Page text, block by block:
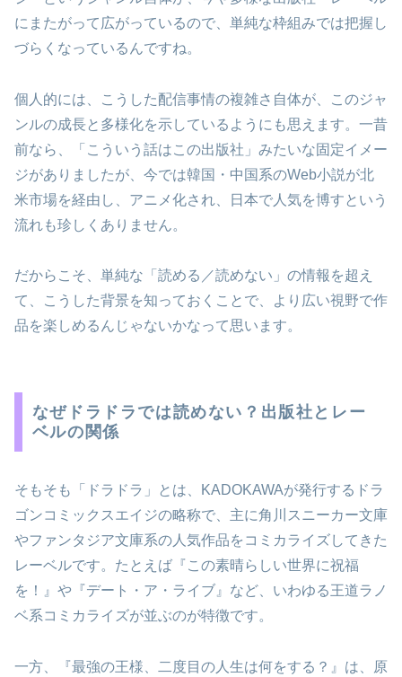
にまたがって広がっているので、単純な枠組みでは把握し
づらくなっているんですね。
個人的には、こうした配信事情の複雑さ自体が、このジャ
ンルの成長と多様化を示しているようにも思えます。一昔
前なら、「こういう話はこの出版社」みたいな固定イメー
ジがありましたが、今では韓国・中国系のWeb小説が北
米市場を経由し、アニメ化され、日本で人気を博すという
流れも珍しくありません。
だからこそ、単純な「読める／読めない」の情報を超え
て、こうした背景を知っておくことで、より広い視野で作
品を楽しめるんじゃないかなって思います。
なぜドラドラでは読めない？出版社とレー
ベルの関係
そもそも「ドラドラ」とは、KADOKAWAが発行するドラ
ゴンコミックスエイジの略称で、主に角川スニーカー文庫
やファンタジア文庫系の人気作品をコミカライズしてきた
レーベルです。たとえば『この素晴らしい世界に祝福
を！』や『デート・ア・ライブ』など、いわゆる王道ラノ
ベ系コミカライズが並ぶのが特徴です。
一方、『最強の王様、二度目の人生は何をする？』は、原